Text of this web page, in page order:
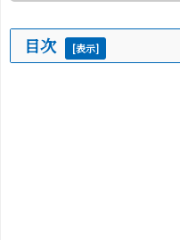
目次 [表示]